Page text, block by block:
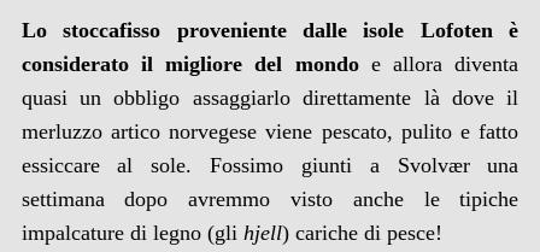
Lo stoccafisso proveniente dalle isole Lofoten è
considerato il migliore del mondoe allora diventa
quasi un obbligo assaggiarlo direttamente là dove il
merluzzo artico norvegese viene pescato, pulito e fatto
essiccare al sole. Fossimo giunti a Svolvær una
settimana dopo avremmo visto anche le tipiche
impalcature di legno (gli hjell) cariche di pesce!